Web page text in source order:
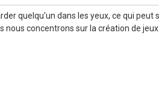
quelqu'un dans les yeux, ce qui peut
nous concentrons sur la création de